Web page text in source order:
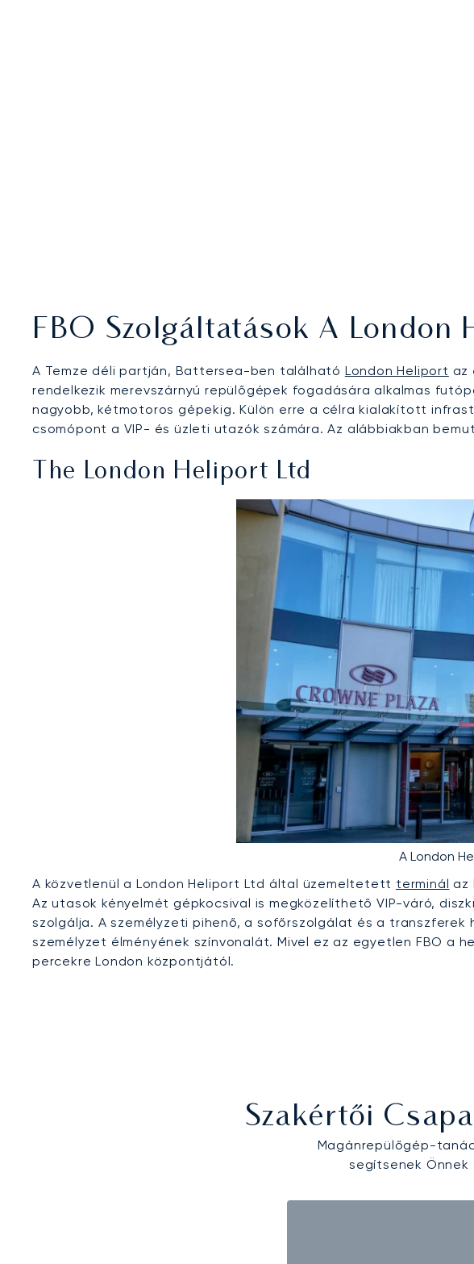
FBO Szolgáltatások A London
A Temze déli partján, Battersea-ben található London Heliport az
rendelkezik merevszárnyú repülőgépek fogadására alkalmas
nagyobb, kétmotoros gépekig. Külön erre a célra kialakított
csomópont a VIP- és üzleti utazók számára. Az alábbiakban
The London Heliport Ltd
A London
A közvetlenül a London Heliport Ltd által üzemeltetett terminál az
Az utasok kényelmét gépkocsival is megközelíthető VIP-váró,
szolgálja. A személyzeti pihenő, a sofőrszolgálat és a
személyzet élményének színvonalát. Mivel ez az egyetlen FBO a
percekre London központjától.
Szakértői
Magánrepülőgép-
segítsenek